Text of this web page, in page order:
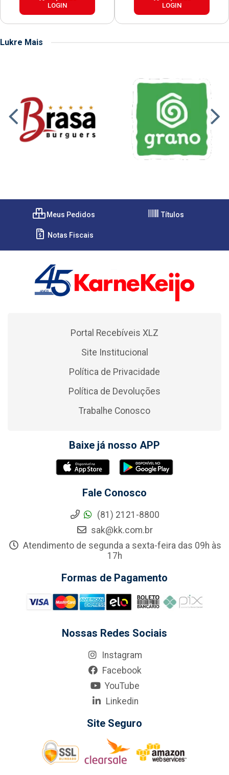
LOGIN
LOGIN
Lukre Mais
Meus Pedidos Títulos
Notas Fiscais
Portal Recebíveis XLZ
Site Institucional
Política de Privacidade
Política de Devoluções
Trabalhe Conosco
Baixe já nosso APP
Fale Conosco
(81) 2121-8800
sak@kk.com.br
Atendimento de segunda a sexta-feira das 09h às
17h
Formas de Pagamento
Nossas Redes Sociais
Instagram
Facebook
YouTube
Linkedin
Site Seguro